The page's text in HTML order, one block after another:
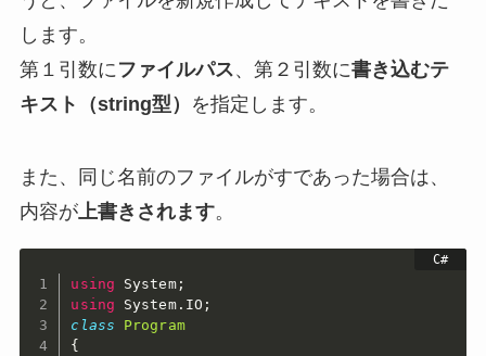
します。
第１引数に ファイルパス、第２引数に書き込むテ
キスト（string型）
を指定します。
また、同じ名前のファイルがすであった場合は、
内容が上書きされます。
using System;
using System. IO ;
class
Program
{